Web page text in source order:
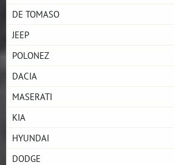
DE TOMASO
JEEP
POLONEZ
DACIA
MASERATI
KIA
HYUNDAI
DODGE